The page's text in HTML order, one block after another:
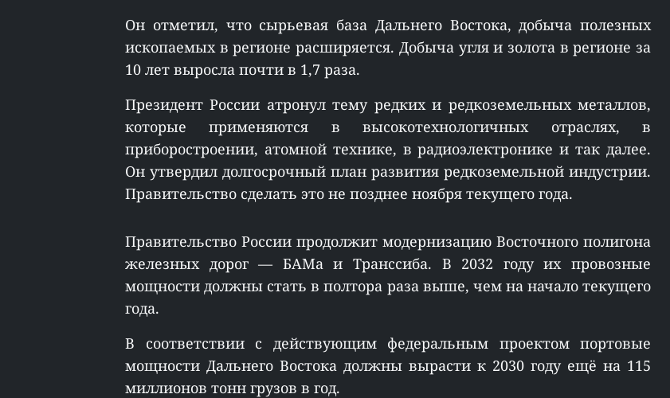
Он отметил, что сырьевая база Дальнего Востока, добыча полезных
ископаемых в регионе расширяется. Добыча угля и золота в регионе за
10 лет выросла почти в 1,7 раза.
Президент России атронул тему редких и редкоземельных металлов,
которые применяются в высокотехнологичных отраслях, в
приборостроении, атомной технике, в радиоэлектронике и так далее.
Он утвердил долгосрочный план развития редкоземельной индустрии.
Правительство сделать это не позднее ноября текущего года.
Правительство России продолжит модернизацию Восточного полигона
железных дорог — БАМа и Транссиба. В 2032 году их провозные
мощности должны стать в полтора раза выше, чем на начало текущего
года.
В соответствии с действующим федеральным проектом портовые
мощности Дальнего Востока должны вырасти к 2030 году ещё на 115
миллионов тонн грузов в год.